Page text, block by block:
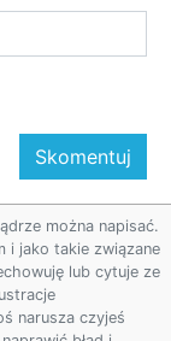
można napisać.
i jako takie związane
lub cytuje ze
narusza czyjeś